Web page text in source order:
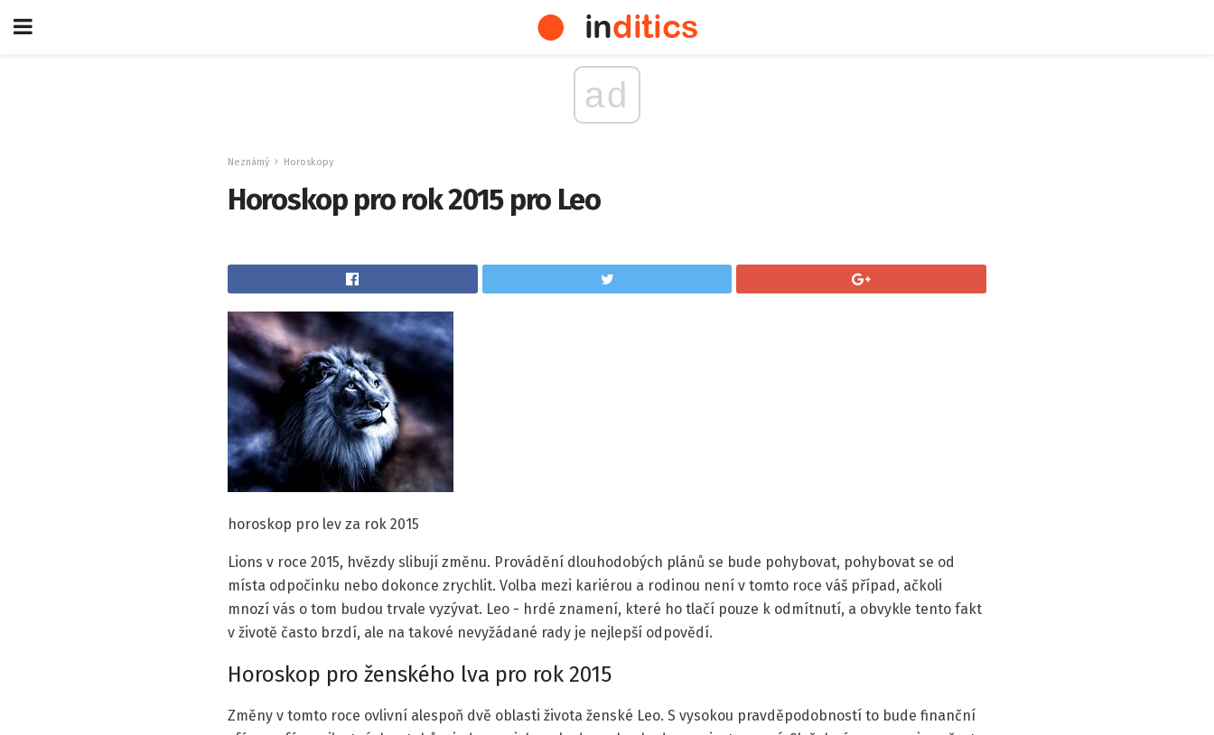
ad
Neznámý Horoskopy
Horoskop pro rok 2015 pro Leo
horoskop pro lev za rok 2015
Lions v roce 2015, hvězdy slibují změnu. Provádění dlouhodobých plánů se bude pohybovat, pohybovat se od
místa odpočinku nebo dokonce zrychlit. Volba mezi kariérou a rodinou není v tomto roce váš případ, ačkoli
mnozí vás o tom budou trvale vyzývat. Leo - hrdé znamení, které ho tlačí pouze k odmítnutí, a obvykle tento fakt
v životě často brzdí, ale na takové nevyžádané rady je nejlepší odpovědí.
Horoskop pro ženského lva pro rok 2015
Změny v tomto roce ovlivní alespoň dvě oblasti života ženské Leo. S vysokou pravděpodobností to bude finanční